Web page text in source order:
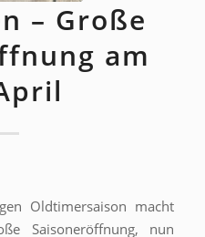
– Große
am
Oldtimersaison macht
Saisoneröffnung, nun